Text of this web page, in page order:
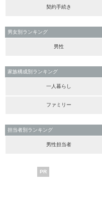
契約手続き
男女別ランキング
男性
家族構成別ランキング
一人暮らし
ファミリー
担当者別ランキング
男性担当者
PR